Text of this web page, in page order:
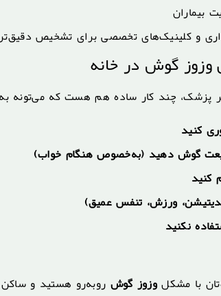
بیماران
و کلینیک‌های تخصصی برای تشخیص
گوش در خانه
پزشک، چند کار ساده هم هست که می‌تونه
کنید
گوش دهید (به‌خصوص هنگام خواب)
کنید
ورزش، تنفس عمیق)
نکنید
با مشکلوزوز گوش روبه‌رو هستید و